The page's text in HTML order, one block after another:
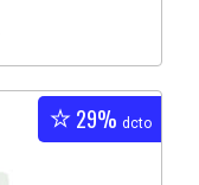
29% dcto